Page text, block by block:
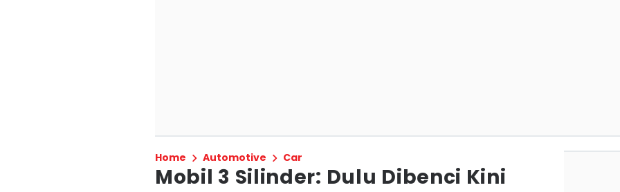
Home Automotive Car
Mobil 3 Silinder: Dulu Dibenci Kini